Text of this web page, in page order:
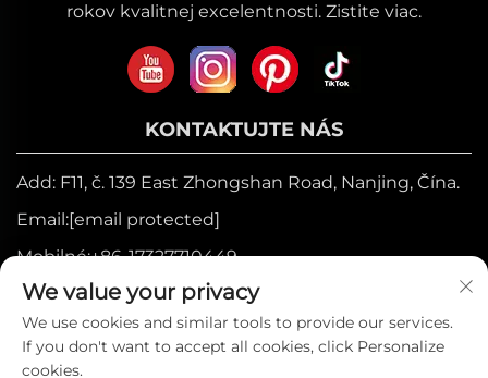
rokov kvalitnej excelentnosti. Zistite viac.
KONTAKTUJTE NÁS
Add: F11, č. 139 East Zhongshan Road, Nanjing, Čína.
Email:[email protected]
Mobilné:+86-17327710449
Tel.:+86-025-84573776
Autorské práva © 2025 spoločnosťou Heniemo
We value your privacy
We use cookies and similar tools to provide our services.
If you don't want to accept all cookies, click Personalize
cookies.